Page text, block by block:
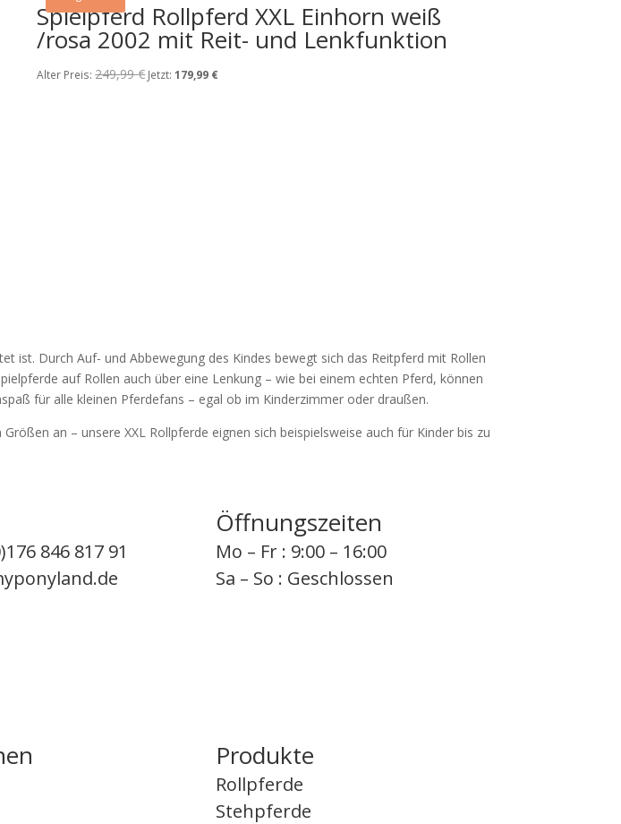
Spielpferd Rollpferd XXL Einhorn weiß
/rosa 2002 mit Reit- und Lenkfunktion
Alter Preis: 249,99€ Ursprünglicher
Jetzt: 179,99 €
ist. Durch Auf- und Abbewegung des Kindes bewegt sich das Reitpferd mit Rollen
auf Rollen auch über eine Lenkung – wie bei einem echten Pferd, können
für alle kleinen Pferdefans – egal ob im Kinderzimmer oder draußen.
an – unsere XXL Rollpferde eignen sich beispielsweise auch für Kinder bis zu
846 817 91
Öffnungszeiten
Mo – Fr : 9:00 – 16:00
Sa – So : Geschlossen
Produkte
Rollpferde
Stehpferde